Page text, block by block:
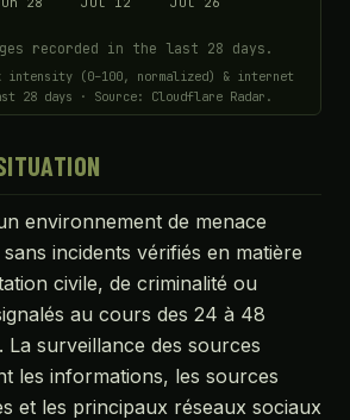
recorded in the last 28 days.
intensity (0–100, normalized) & internet
28 days · Source: Cloudflare Radar.
environnement de menace
incidents vérifiés en matière
civile, de criminalité ou
au cours des 24 à 48
La surveillance des sources
les informations, les sources
et les principaux réseaux sociaux